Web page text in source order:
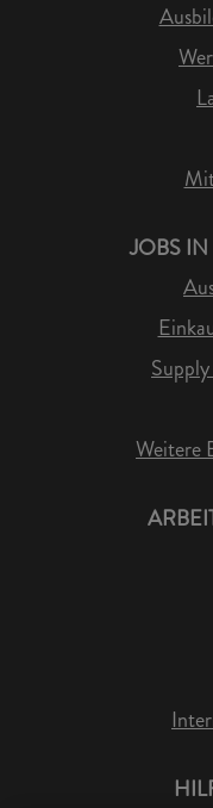
JOBS
Weitere